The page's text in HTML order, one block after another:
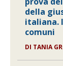
della
italiana.
comuni
DI TANIA